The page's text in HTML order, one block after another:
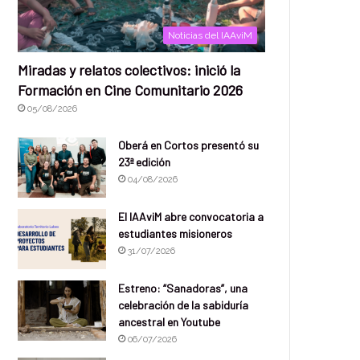
Noticias del IAAviM
Miradas y relatos colectivos: inició la
Formación en Cine Comunitario 2026
05/08/2026
Oberá en Cortos presentó su
23ª edición
04/08/2026
El IAAviM abre convocatoria a
estudiantes misioneros
31/07/2026
Estreno: “Sanadoras”, una
celebración de la sabiduría
ancestral en Youtube
06/07/2026